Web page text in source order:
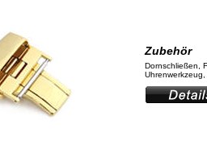
Zubehör
Dornschließen,
Uhrenwerkzeug,